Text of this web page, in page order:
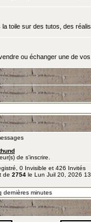
toile sur des tutos, des
ou échanger une de
de s'inscrire.
0 Invisible et 426
de 2754 le Lun Juil 20, 2026
dernières minutes